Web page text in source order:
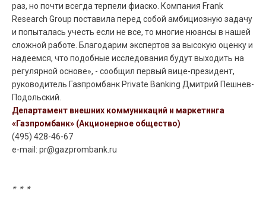
раз, но почти всегда терпели фиаско. Компания Frank
Research Group поставила перед собой амбициозную задачу
и попыталась учесть если не все, то многие нюансы в нашей
сложной работе. Благодарим экспертов за высокую оценку и
надеемся, что подобные исследования будут выходить на
регулярной основе», - сообщил первый вице-президент,
руководитель Газпромбанк Private Banking Дмитрий Пешнев-
Подольский.
Департамент внешних коммуникаций и маркетинга
«Газпромбанк» (Акционерное общество)
(495) 428-46-67
e-mail: pr@gazprombank.ru
* * *